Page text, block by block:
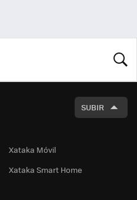
SUBIR
Xataka Móvil
Xataka Smart Home